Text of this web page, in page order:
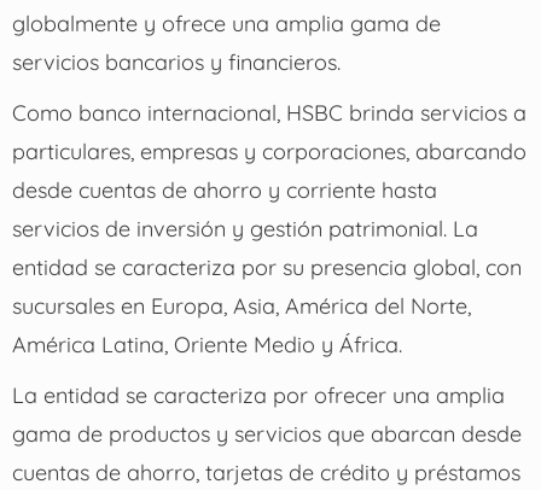
globalmente y ofrece una amplia gama de
servicios bancarios y financieros.
Como banco internacional, HSBC brinda servicios a
particulares, empresas y corporaciones, abarcando
desde cuentas de ahorro y corriente hasta
servicios de inversión y gestión patrimonial. La
entidad se caracteriza por su presencia global, con
sucursales en Europa, Asia, América del Norte,
América Latina, Oriente Medio y África.
La entidad se caracteriza por ofrecer una amplia
gama de productos y servicios que abarcan desde
cuentas de ahorro, tarjetas de crédito y préstamos